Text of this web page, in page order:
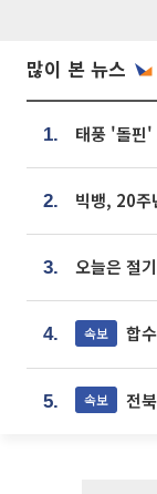
많이 본 뉴스
1.
2.
3. 오늘은 절
4. 속보 합수
5. 속보 전